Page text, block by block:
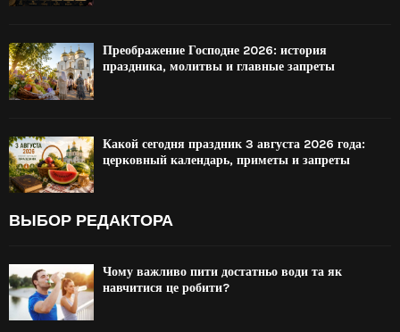
Преображение Господне 2026: история
праздника, молитвы и главные запреты
Какой сегодня праздник 3 августа 2026 года:
церковный календарь, приметы и запреты
ВЫБОР РЕДАКТОРА
Чому важливо пити достатньо води та як
навчитися це робити?